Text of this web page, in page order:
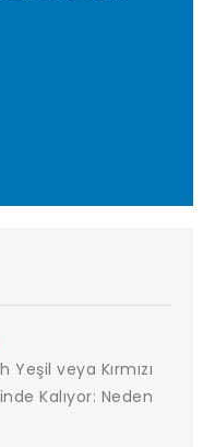
veya Kırmızı
Kalıyor: Neden